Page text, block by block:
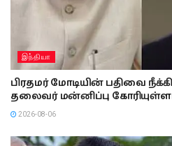
இந்தியா
பிரதமர் மோடியின் பதிவை
தலைவர் மன்னிப்பு
2026-08-06